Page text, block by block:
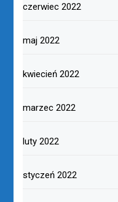
czerwiec 2022
maj 2022
kwiecień 2022
marzec 2022
luty 2022
styczeń 2022